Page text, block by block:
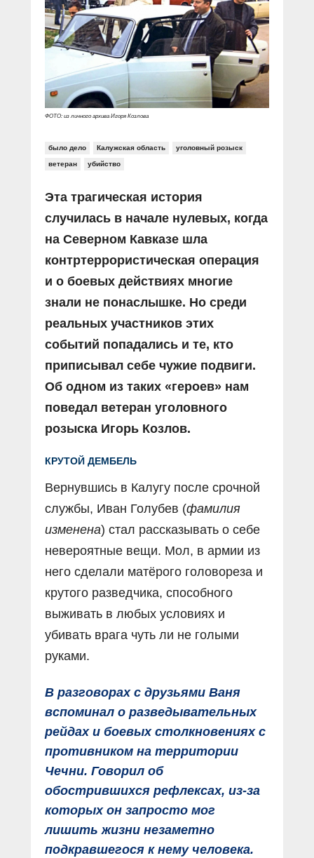
Социальные ролики
Документальные фильмы
Прямой разговор
В знании сила
Специальный репортаж
КиберПОСТОВОЙ
Газета «Щит и меч»
Журнал «Полиция России»
О ПОРТАЛЕ
Вакансии
ФОТО: из личного архива Игоря Козлова
было дело Калужская область уголовный розыск
ветеран убийство
Эта трагическая история
случилась в начале нулевых, когда
на Северном Кавказе шла
контртеррористическая операция
и о боевых действиях многие
знали не понаслышке. Но среди
реальных участников этих
событий попадались и те, кто
приписывал себе чужие подвиги.
Об одном из таких «героев» нам
поведал ветеран уголовного
розыска Игорь Козлов.
КРУТОЙ ДЕМБЕЛЬ
Вернувшись в Калугу после срочной
службы, Иван Голубев (фамилия
изменена) стал рассказывать о себе
невероятные вещи. Мол, в армии из
него сделали матёрого головореза и
крутого разведчика, способного
выживать в любых условиях и
убивать врага чуть ли не голыми
руками.
В разговорах с друзьями Ваня
вспоминал о разведывательных
рейдах и боевых столкновениях с
противником на территории
Чечни. Говорил об
обострившихся рефлексах, из-за
которых он запросто мог
лишить жизни незаметно
подкравшегося к нему человека.